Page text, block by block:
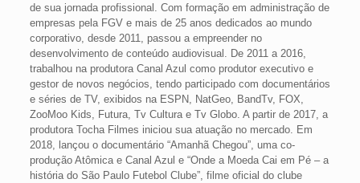
de sua jornada profissional. Com formação em administração de
empresas pela FGV e mais de 25 anos dedicados ao mundo
corporativo, desde 2011, passou a empreender no
desenvolvimento de conteúdo audiovisual. De 2011 a 2016,
trabalhou na produtora Canal Azul como produtor executivo e
gestor de novos negócios, tendo participado com documentários
e séries de TV, exibidos na ESPN, NatGeo, BandTv, FOX,
ZooMoo Kids, Futura, Tv Cultura e Tv Globo. A partir de 2017, a
produtora Tocha Filmes iniciou sua atuação no mercado. Em
2018, lançou o documentário “Amanhã Chegou”, uma co-
produção Atômica e Canal Azul e “Onde a Moeda Cai em Pé – a
história do São Paulo Futebol Clube”, filme oficial do clube